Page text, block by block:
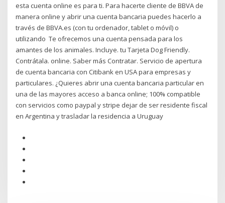
esta cuenta online es para ti. Para hacerte cliente de BBVA de
manera online y abrir una cuenta bancaria puedes hacerlo a
través de BBVA.es (con tu ordenador, tablet o móvil) o
utilizando Te ofrecemos una cuenta pensada para los
amantes de los animales. Incluye. tu Tarjeta Dog Friendly.
Contrátala. online. Saber más Contratar. Servicio de apertura
de cuenta bancaria con Citibank en USA para empresas y
particulares. ¿Quieres abrir una cuenta bancaria particular en
una de las mayores acceso a banca online; 100% compatible
con servicios como paypal y stripe dejar de ser residente fiscal
en Argentina y trasladar la residencia a Uruguay